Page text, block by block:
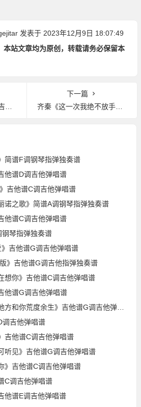
发表于 2023年12月9日 18:07:49
本站文章均为原创，转载请务必保留本
下一篇
齐秦《这一次我绝不放手》吉他谱C调吉他弹唱谱
简谱F调钢琴指弹独奏谱
他谱D调吉他弹唱谱
吉他谱C调吉他弹唱谱
诺之歌》简谱A调钢琴指弹独奏谱
他谱C调吉他弹唱谱
琴指弹独奏谱
吉他谱G调吉他弹唱谱
》吉他谱G调吉他指弹独奏谱
想你》吉他谱C调吉他弹唱谱
他谱G调吉他弹唱谱
和你荒度余生》吉他谱G调吉他弹唱谱
调吉他弹唱谱
吉他谱C调吉他弹唱谱
听见》吉他谱G调吉他弹唱谱
》吉他谱C调吉他弹唱谱
C调吉他弹唱谱
他谱E调吉他弹唱谱